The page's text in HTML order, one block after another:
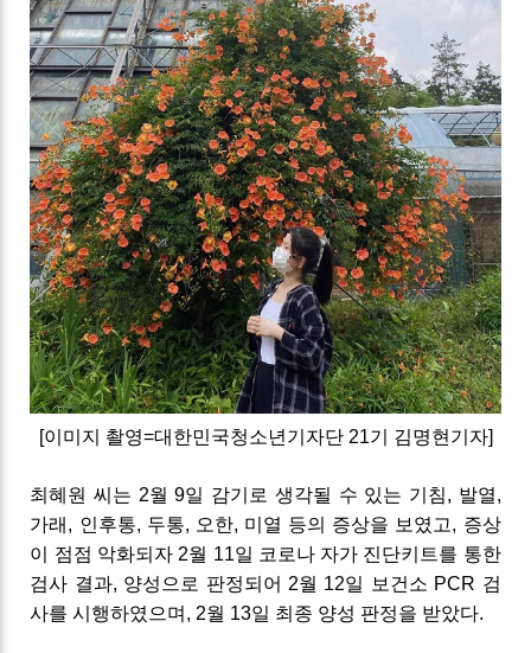
[이미지 촬영=대한민국청소년기자단 21기 김명현기자]
최혜원 씨는 2월 9일 감기로 생각될 수 있는 기침, 발열,
가래, 인후통, 두통, 오한, 미열 등의 증상을 보였고, 증상
이 점점 악화되자 2월 11일 코로나 자가 진단키트를 통한
검사 결과, 양성으로 판정되어 2월 12일 보건소 PCR 검
사를 시행하였으며, 2월 13일 최종 양성 판정을 받았다.